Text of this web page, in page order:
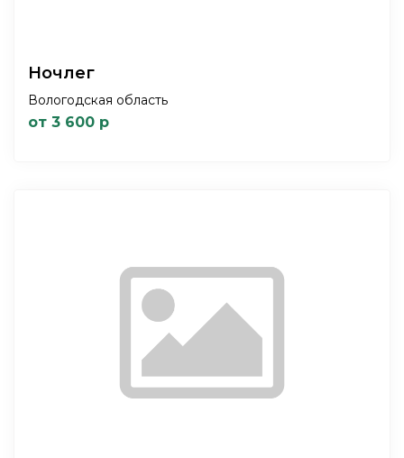
Ночлег
Вологодская область
от 3 600 р